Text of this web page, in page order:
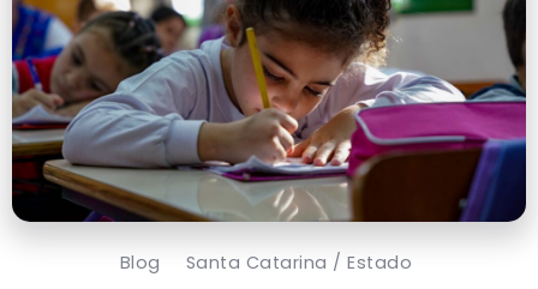
Blog Santa Catarina / Estado